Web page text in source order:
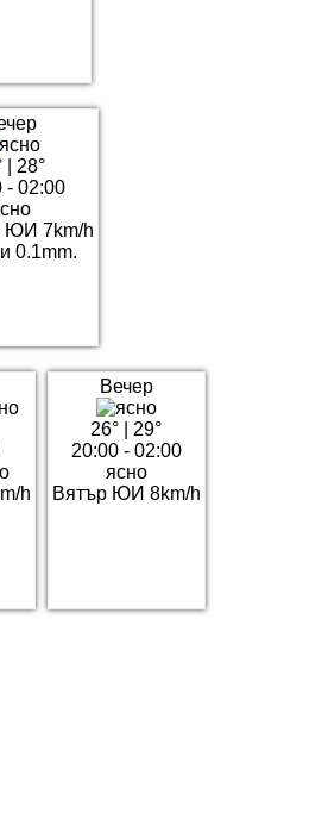
28°
- 02:00
ЮИ 7km/h
0.1mm.
h
Вечер
26°
29°
20:00 - 02:00
ясно
Вятър ЮИ 8km/h